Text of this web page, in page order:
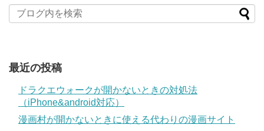
最近の投稿
ドラクエウォークが開かないときの対処法
（iPhone&android対応）
漫画村が開かないときに使える代わりの漫画サイト